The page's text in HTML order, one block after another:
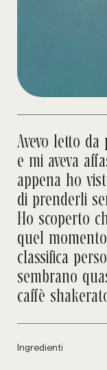
Avevo letto
e mi aveva
appena ho
di prenderli
Ho scoperto
quel
classifica
sembrano
caffè
Ingredienti